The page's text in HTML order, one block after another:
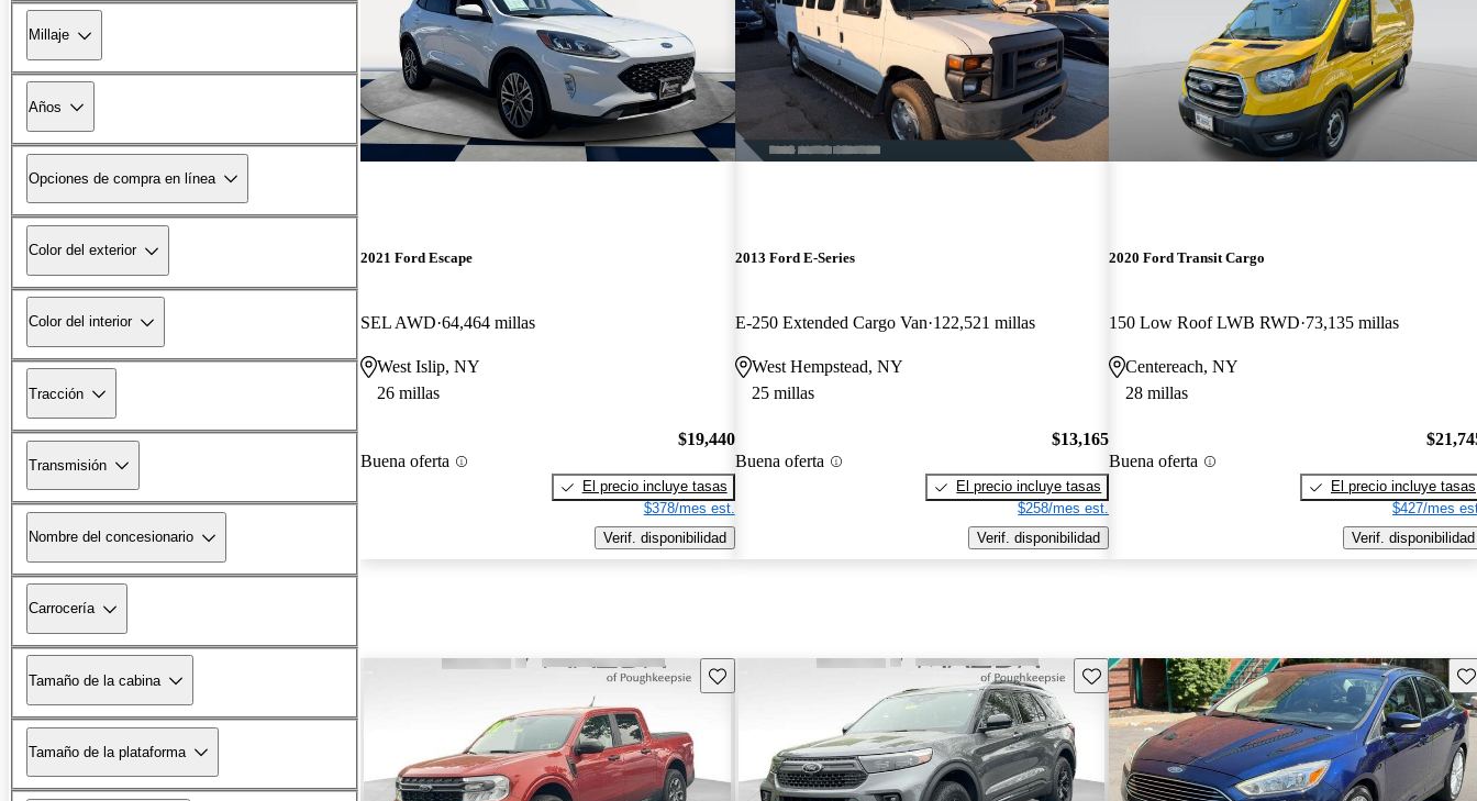
Millaje
Años
Opciones de compra en línea
Color del exterior
Color del interior
Tracción
Transmisión
Nombre del concesionario
Carrocería
Tamaño de la cabina
Tamaño de la plataforma
2021 Ford Escape
SEL AWD 64,464 millas
West Islip, NY
26 millas
Buena oferta
$19,440
El precio incluye tasas
$378/mes est.
Verif. disponibilidad
2013 Ford E-Series
E-250 Extended Cargo Van 122,521 millas
West Hempstead, NY
25 millas
Buena oferta
$13,165
El precio incluye tasas
$258/mes est.
Verif. disponibilidad
2020 Ford Transit Cargo
150 Low Roof LWB RWD 73,135 millas
Centereach, NY
28 millas
Buena oferta
El precio incluye tasas
$427/mes
Verif. disponibilidad
Guarda este Aviso Guarda este Aviso